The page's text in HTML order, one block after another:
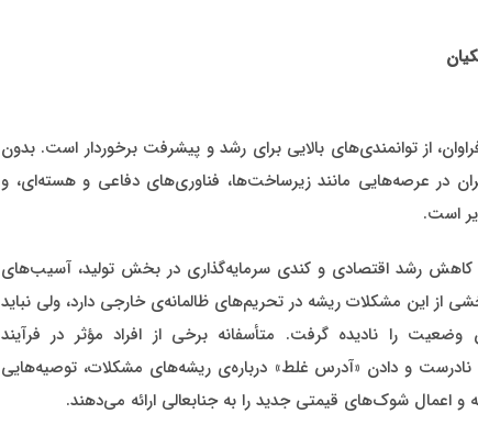
از توانمندی‌های بالایی برای رشد و پیشرفت برخوردار است. بدون
در عرصه‌هایی مانند زیرساخت‌ها، فناوری‌های دفاعی و هسته‌ای، و
است.
کاهش رشد اقتصادی و کندی سرمایه‌گذاری در بخش تولید، آسیب‌های
این مشکلات ریشه در تحریم‌های ظالمانه‌ی خارجی دارد، ولی نباید
را نادیده گرفت. متأسفانه برخی از افراد مؤثر در فرآیند
نادرست و دادن «آدرس غلط» درباره‌ی ریشه‌های مشکلات، توصیه‌هایی
شوک‌های قیمتی جدید را به جنابعالی ارائه می‌دهند.